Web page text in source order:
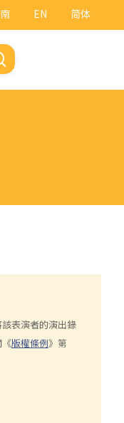
EN 简体
表演者的演出錄
版權條例》第